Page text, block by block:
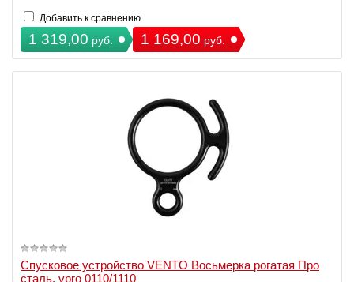
Добавить к сравнению
1 319,00 руб. 1 169,00 руб.
Спусковое устройство VENTO Восьмерка рогатая Про
сталь, vpro 0110/1110